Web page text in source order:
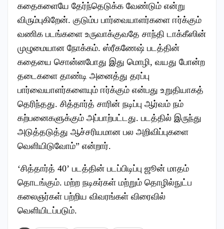
கதைகளையே தேர்ந்தெடுக்க வேண்டும் என்று
விரும்புகிறேன். குடும்ப பார்வையாளர்களை ஈர்க்கும்
வணிக படங்களை உருவாக்குவதே சாந்தி டாக்கீஸின்
முழுமையான நோக்கம். ஸ்ரீகணேஷ் படத்தின்
கதையை சொன்னபோது இது மொழி, வயது போன்ற
தடைகளை தாண்டி அனைத்து தரப்பு
பார்வையாளர்களையும் ஈர்க்கும் என்பது உறுதியாகத்
தெரிந்தது. சித்தார்த் சாரின் நடிப்பு ஆர்வம் நம்
கற்பனைகளுக்கும் அப்பாற்பட்டது. படத்தில் இருந்து
அடுத்தடுத்து ஆச்சரியமான பல அறிவிப்புகளை
வெளியிடுவோம்” என்றார்.
‘சித்தார்த் 40’ படத்தின் படப்பிடிப்பு ஜூன் மாதம்
தொடங்கும். மற்ற நடிகர்கள் மற்றும் தொழில்நுட்ப
கலைஞர்கள் பற்றிய விவரங்கள் விரைவில்
வெளியிடப்படும்.